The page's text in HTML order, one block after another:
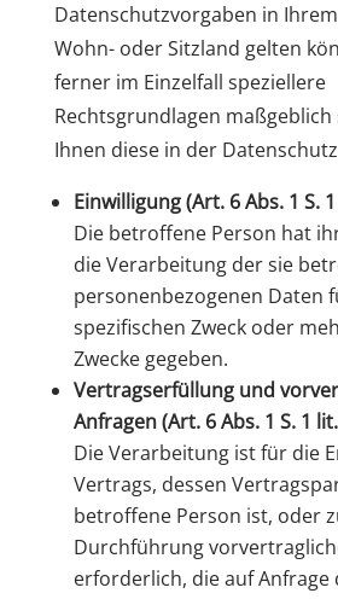
Datenschutzvorgaben in
Wohn- oder Sitzland gelten
ferner im Einzelfall speziellere
Rechtsgrundlagen
Ihnen diese in der
Einwilligung (Art. 6 Abs. 1 S.
Die betroffene Person hat
die Verarbeitung der sie
personenbezogenen Daten
spezifischen Zweck oder
Zwecke gegeben.
Vertragserfüllung und
Anfragen (Art. 6 Abs. 1 S. 1
Die Verarbeitung ist für die
Vertrags, dessen
betroffene Person ist, oder
Durchführung
erforderlich, die auf